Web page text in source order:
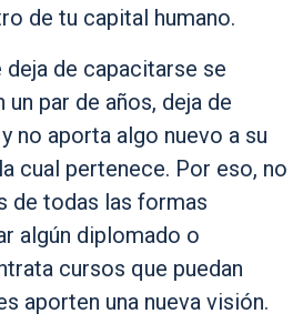
de tu capital humano.
de capacitarse se
par de años, deja de
no aporta algo nuevo a su
cual pertenece. Por eso, no
de todas las formas
algún diplomado o
cursos que puedan
aporten una nueva visión.